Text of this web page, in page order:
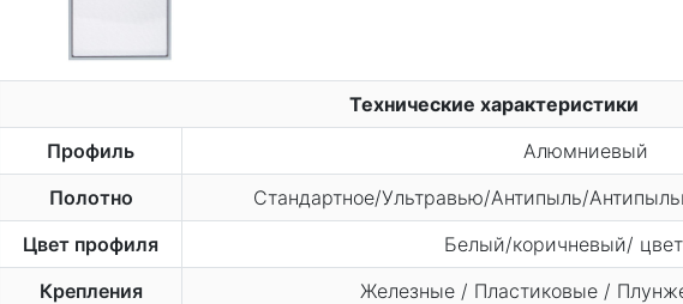
Технические характеристики
Профиль
Алюмниевый
Полотно
Стандартное/Ультравью/Антипыль/
Цвет профиля
Белый/коричневый/
Крепления
Железные / Пластиковые /